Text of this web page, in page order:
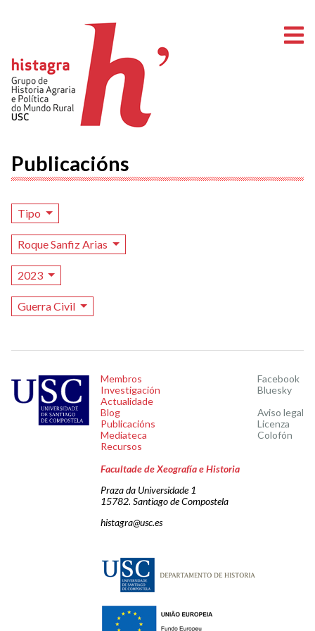
Publicacións
Tipo
Roque Sanfiz Arias
2023
Guerra Civil
Membros
Investigación
Actualidade
Blog
Publicacións
Mediateca
Recursos
Facebook
Bluesky
Aviso legal
Licenza
Colofón
Facultade de Xeografía e Historia
Praza da Universidade 1
15782. Santiago de Compostela
histagra@usc.es